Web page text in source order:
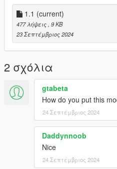
1.1 (current)
477 λήψεις, 9 KB
23 Σεπτέμβριος 2024
2 σχόλια
gtabeta
How do you put this
24 Σεπτέμβριος 2024
Daddynnoob
Nice
24 Σεπτέμβριος 2024